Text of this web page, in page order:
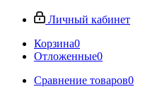
Личный кабинет
Корзина0
Отложенные0
Сравнение товаров0